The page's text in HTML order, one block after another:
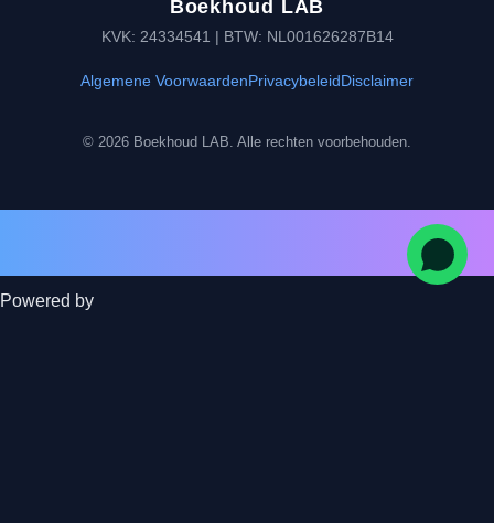
Boekhoud LAB
KVK: 24334541 | BTW: NL001626287B14
Algemene VoorwaardenPrivacybeleidDisclaimer
© 2026 Boekhoud LAB. Alle rechten voorbehouden.
Powered by